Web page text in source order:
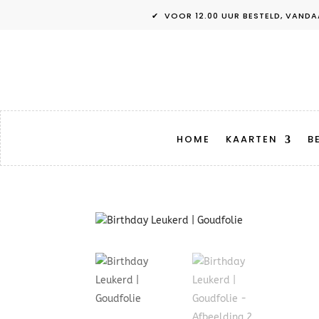
✔ VOOR 12.00 UUR BESTELD,
HOME KAARTEN